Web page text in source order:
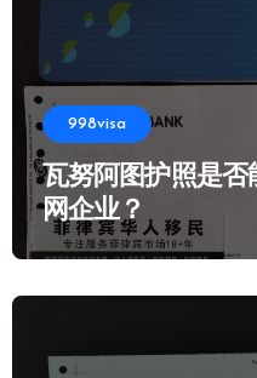
998visa
瓦努阿图护照是
网企业？